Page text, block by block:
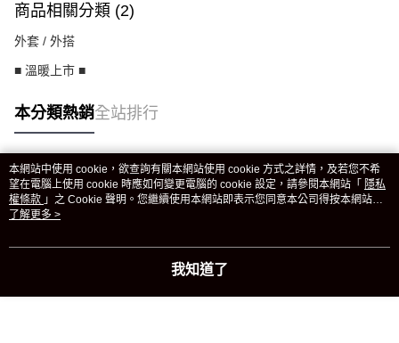
商品相關分類 (2)
外套 / 外搭
■ 溫暖上市 ■
本分類熱銷全站排行
熱門標籤
本網站中使用 cookie，欲查詢有關本網站使用 cookie 方式之詳情，及若您不希
望在電腦上使用 cookie 時應如何變更電腦的 cookie 設定，請參閱本網站「 隱私
權條款 」之 Cookie 聲明。您繼續使用本網站即表示您同意本公司得按本網站使
用條款之 Cookie 聲明使用 cookie。
了解更多 >
我知道了